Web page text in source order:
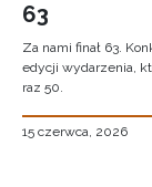
63
Za nami finał 63.
edycji wydarzenia,
raz 50.
15 czerwca, 2026